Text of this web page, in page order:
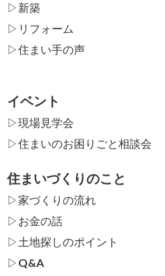
▷新築
▷リフォーム
▷住まい手の声
イベント
▷現場見学会
▷住まいのお困りごと相談会
住まいづくりのこと
▷家づくりの流れ
▷お金の話
▷土地探しのポイント
▷Q&A